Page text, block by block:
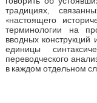
традициях,
«настоящего
терминологии на
вводных
единицы
переводческого
в каждом отдельном